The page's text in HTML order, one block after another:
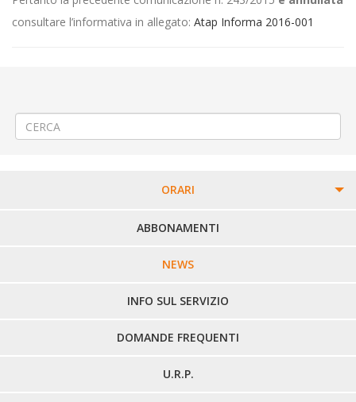
consultare l’informativa in allegato: Atap Informa 2016-001
ORARI
PERCORSI URBANI IN BIELLA
LINEE URBANE VERCELLI
LINEE EXTRAURBANE
ABBONAMENTI
NEWS
INFO SUL SERVIZIO
DOMANDE FREQUENTI
U.R.P.